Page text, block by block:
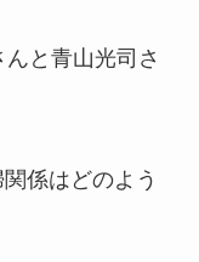
と青山光司さ
係はどのよう